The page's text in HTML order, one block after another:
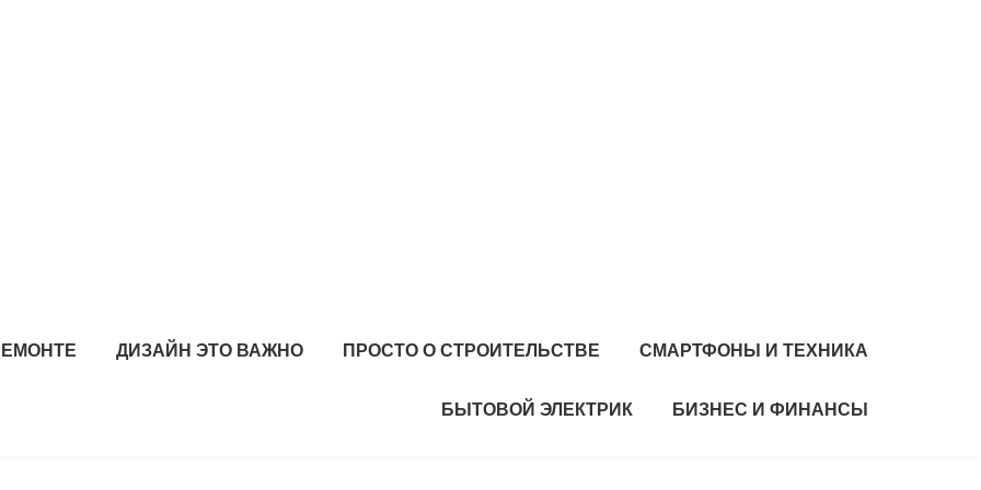
ДИЗАЙН ЭТО ВАЖНО ПРОСТО О СТРОИТЕЛЬСТВЕ СМАРТФОНЫ И ТЕХНИКА
БЫТОВОЙ ЭЛЕКТРИК БИЗНЕС И ФИНАНСЫ